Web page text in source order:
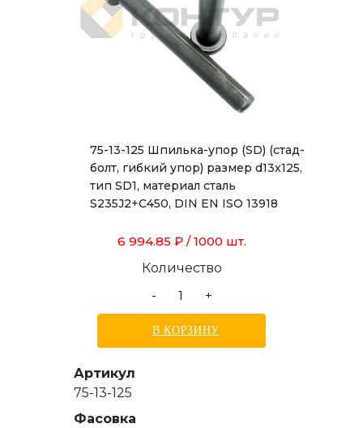
75-13-125 Шпилька-упор (SD) (стад-
болт, гибкий упор) размер d13x125,
тип SD1, материал сталь
S235J2+C450, DIN EN ISO 13918
6 994.85 ₽ / 1000 шт.
Количество
-
+
В КОРЗИНУ
Артикул
75-13-125
Фасовка